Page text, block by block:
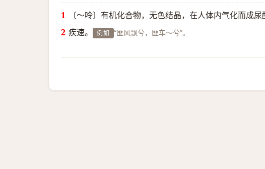
〔～呤〕有机化合物，无色结晶，在人体内气化而成尿
疾速。 例如 “匪风飘兮，匪车～兮”。